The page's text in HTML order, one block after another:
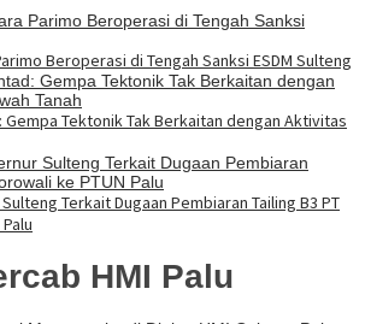
Beroperasi di Tengah Sanksi ESDM Sulteng
Tektonik Tak Berkaitan dengan Aktivitas
Terkait Dugaan Pembiaran Tailing B3 PT
HMI Palu